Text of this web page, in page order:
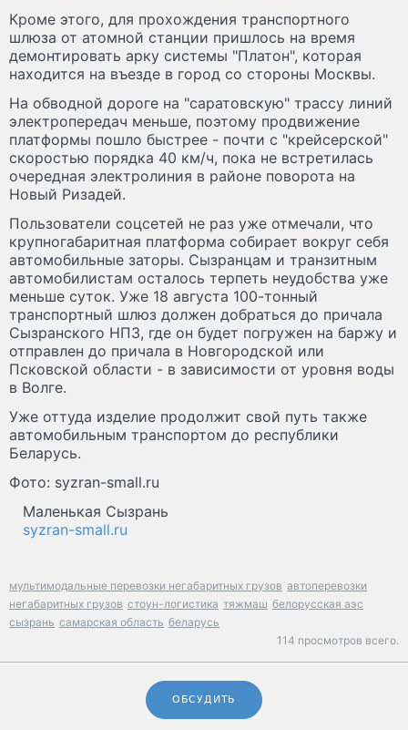
Кроме этого, для прохождения транспортного
шлюза от атомной станции пришлось на время
демонтировать арку системы "Платон", которая
находится на въезде в город со стороны Москвы.
На обводной дороге на "саратовскую" трассу линий
электропередач меньше, поэтому продвижение
платформы пошло быстрее - почти с "крейсерской"
скоростью порядка 40 км/ч, пока не встретилась
очередная электролиния в районе поворота на
Новый Ризадей.
Пользователи соцсетей не раз уже отмечали, что
крупногабаритная платформа собирает вокруг себя
автомобильные заторы. Сызранцам и транзитным
автомобилистам осталось терпеть неудобства уже
меньше суток. Уже 18 августа 100-тонный
транспортный шлюз должен добраться до причала
Сызранского НПЗ, где он будет погружен на баржу и
отправлен до причала в Новгородской или
Псковской области - в зависимости от уровня воды
в Волге.
Уже оттуда изделие продолжит свой путь также
автомобильным транспортом до республики
Беларусь.
Фото: syzran-small.ru
Маленькая Сызрань
syzran-small.ru
мультимодальные перевозки негабаритных грузов автоперевозки
негабаритных грузов стоун-логистика тяжмаш белорусская аэс
сызрань самарская область беларусь
114 просмотров всего.
ОБСУДИТЬ